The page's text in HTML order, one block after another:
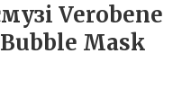
Verobene
Mask